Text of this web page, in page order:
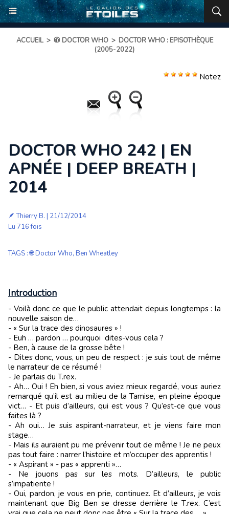
ACCUEIL > 🧥 DOCTOR WHO > DOCTOR WHO : EPISOTHÈQUE
(2005-2022)
Notez
DOCTOR WHO 242 | EN
APNÉE | DEEP BREATH |
2014
🪶Thierry B. | 21/12/2014
Lu 716 fois
TAGS :🌐 Doctor Who, Ben Wheatley
Introduction
- Voilà donc ce que le public attendait depuis longtemps : la
nouvelle saison de…
- « Sur la trace des dinosaures » !
- Euh … pardon … pourquoi dites-vous cela ?
- Ben, à cause de la grosse bête !
- Dites donc, vous, un peu de respect : je suis tout de même
le narrateur de ce résumé !
- Je parlais du T.rex.
- Ah… Oui ! Eh bien, si vous aviez mieux regardé, vous auriez
remarqué qu’il est au milieu de la Tamise, en pleine époque
vict… - Et puis d’ailleurs, qui est vous ? Qu’est-ce que vous
faites là ?
- Ah oui… Je suis aspirant-narrateur, et je viens faire mon
stage…
- Mais ils auraient pu me prévenir tout de même ! Je ne peux
pas tout faire : narrer l’histoire et m’occuper des apprentis !
- « Aspirant » - pas « apprenti »…
- Ne jouons pas sur les mots. D’ailleurs, le public
s’impatiente !
- Oui, pardon, je vous en prie, continuez. Et d’ailleurs, je vois
maintenant que Big Ben se dresse derrière le T.rex. C’est